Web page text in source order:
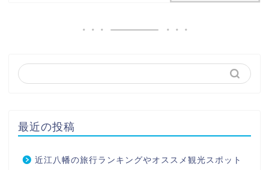
最近の投稿
近江八幡の旅行ランキングやオススメ観光スポット